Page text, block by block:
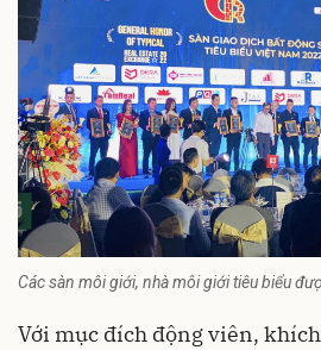
Các sàn môi giới, nhà môi giới tiêu biểu
Với mục đích động viên,